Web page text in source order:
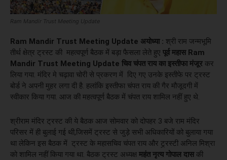
Ram Mandir Trust Meeting Update
Ram Mandir Trust Meeting Update अयोध्या : श्री राम जन्मभूमि
तीर्थ क्षेत्र ट्रस्ट की महत्वपूर्ण बैठक में बड़ा फैसला लेते हुए पूर्व महासRam
Mandir Trust Meeting Update चिव चंपत राय का इस्तीफा मंजूर कर
लिया गया. मंदिर मे चढ़ावा चोरी से प्रकरण में दिए गए उनके इस्तीफे पर ट्रस्ट
बोर्ड ने अपनी मुहर लगा दी है. हलांकि इस्तीफा चंपत राय की गैर मौजूदगी में
स्वीकार किया गया. आज की महत्वपूर्ण बैठक में चंपत राय शामिल नहीं हुए थे.
श्रीराम मंदिर ट्रस्ट की ये बैठक आज सोमवार को दोपहर 3 बजे राम मंदिर
परिसर में ही बुलाई गई थी,जिसमें ट्रस्ट से जुड़े सभी अधिकारियों को बुलाया गया
था लेकिन इस बैठक में ट्रस्ट के महासचिव चंपत राय और ट्र्रस्टी अनिल मिश्रा
को शामिल नहीं किया गया था. बैठक ट्रस्ट अध्यक्ष महंत नृत्य गोपाल दासकी